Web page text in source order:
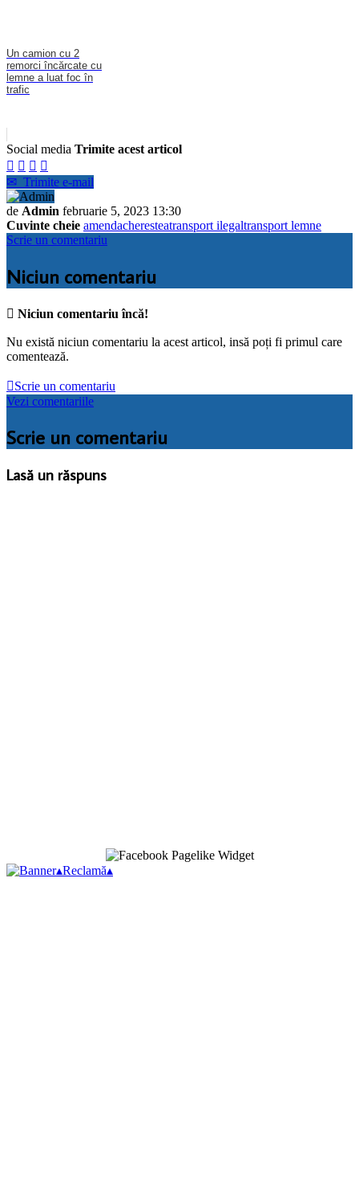
Un camion cu 2
remorci încărcate cu
lemne a luat foc în
trafic
Social media Trimite acest articol
   
✉ Trimite e-mail
de Admin februarie 5, 2023 13:30
Cuvinte cheie amendacheresteatransport ilegaltransport lemne
Scrie un comentariu
Niciun comentariu
 Niciun comentariu încă!
Nu există niciun comentariu la acest articol, insă poți fi primul care
comentează.
Scrie un comentariu
Vezi comentariile
Scrie un comentariu
Lasă un răspuns
▴Reclamă▴